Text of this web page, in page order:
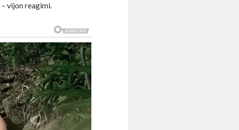
vijon reagimi.